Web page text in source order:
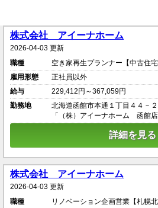
株式会社 アイーナホーム
2026-04-03 更新
職種
空き家再生プランナー【中古住
雇用形態
正社員以外
給与
229,412円～367,059円
勤務地
北海道函館市本通１丁目４４－２
「（株）アイーナホーム 函館店
詳細を見る
株式会社 アイーナホーム
2026-04-03 更新
職種
リノベーション企画営業【札幌北